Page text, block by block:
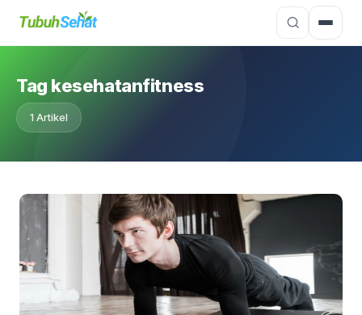
Tag kesehatanfitness
1 Artikel